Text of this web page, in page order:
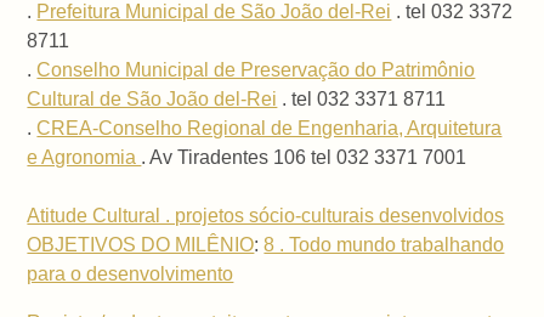
. Prefeitura Municipal de São João del-Rei . tel 032 3372
8711
.Conselho Municipal de Preservação do Patrimônio
Cultural de São João del-Rei . tel 032 3371 8711
.CREA-Conselho Regional de Engenharia, Arquitetura
e Agronomia . Av Tiradentes 106 tel 032 3371 7001
Atitude Cultural . projetos sócio-culturais desenvolvidos
OBJETIVOS DO MILÊNIO:8 . Todo mundo trabalhando
para o desenvolvimento